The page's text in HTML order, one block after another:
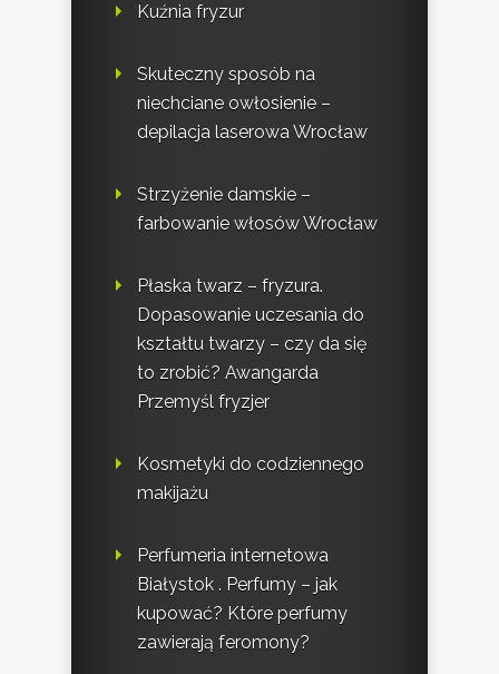
Kuźnia fryzur
Skuteczny sposób na
niechciane owłosienie –
depilacja laserowa Wrocław
Strzyżenie damskie –
farbowanie włosów Wrocław
Płaska twarz – fryzura.
Dopasowanie uczesania do
kształtu twarzy – czy da się
to zrobić? Awangarda
Przemyśl fryzjer
Kosmetyki do codziennego
makijażu
Perfumeria internetowa
Białystok . Perfumy – jak
kupować? Które perfumy
zawierają feromony?